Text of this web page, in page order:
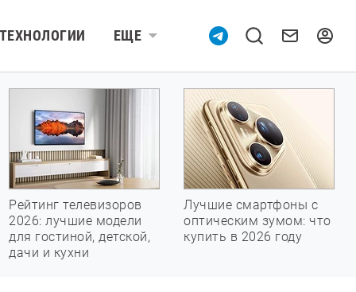
ТЕХНОЛОГИИ ЕЩЕ
Рейтинг телевизоров
2026: лучшие модели
для гостиной, детской,
дачи и кухни
Лучшие смартфоны с
оптическим зумом: что
купить в 2026 году